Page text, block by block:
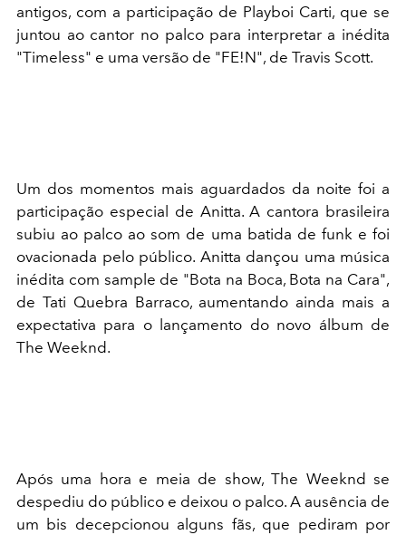
antigos, com a participação de Playboi Carti, que se
juntou ao cantor no palco para interpretar a inédita
"Timeless" e uma versão de "FE!N", de Travis Scott.
Um dos momentos mais aguardados da noite foi a
participação especial de Anitta. A cantora brasileira
subiu ao palco ao som de uma batida de funk e foi
ovacionada pelo público. Anitta dançou uma música
inédita com sample de "Bota na Boca, Bota na Cara",
de Tati Quebra Barraco, aumentando ainda mais a
expectativa para o lançamento do novo álbum de
The Weeknd.
Após uma hora e meia de show, The Weeknd se
despediu do público e deixou o palco. A ausência de
um bis decepcionou alguns fãs, que pediram por